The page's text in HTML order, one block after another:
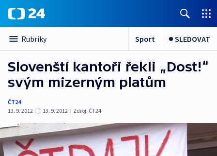
Rubriky Sport SLEDOVAT
Slovenští kantoři řekli „Dost!“
svým mizerným platům
ČT24
13. 9. 2012
13. 9. 2012 | Zdroj: ČT24